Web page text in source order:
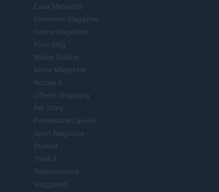
Casa Magazine
Cineverse Magazine
Donne Magazine
Food Blog
Milano Notizie
Motor Magazine
Notizie.it
Offerte Shopping
Pet Story
Professione Lavoro
Sport Magazine
Style24
Think.it
Tuobenessere
Viaggiamo